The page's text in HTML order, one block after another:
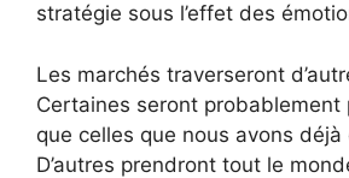
stratégie sous l’effet des
Les marchés traverseront
Certaines seront probablement
que celles que nous avons déjà
D’autres prendront tout le